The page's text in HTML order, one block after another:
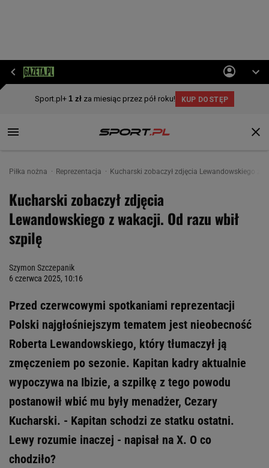
Piłka nożna Reprezentacja Kucharski zobaczył zdjęcia Lewandowskiego z
Kucharski zobaczył zdjęcia
Lewandowskiego z wakacji. Od razu wbił
szpilę
Szymon Szczepanik
6 czerwca 2025, 10:16
Przed czerwcowymi spotkaniami reprezentacji
Polski najgłośniejszym tematem jest nieobecność
Roberta Lewandowskiego, który tłumaczył ją
zmęczeniem po sezonie. Kapitan kadry aktualnie
wypoczywa na Ibizie, a szpilkę z tego powodu
postanowił wbić mu były menadżer, Cezary
Kucharski. - Kapitan schodzi ze statku ostatni.
Lewy rozumie inaczej - napisał na X. O co
chodziło?